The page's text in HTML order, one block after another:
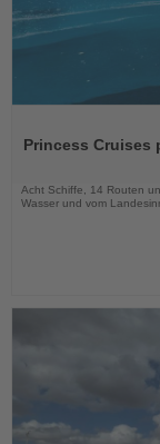
diePrincess Cruises
Acht Schiffe, 14 Routen
Wasser und vom